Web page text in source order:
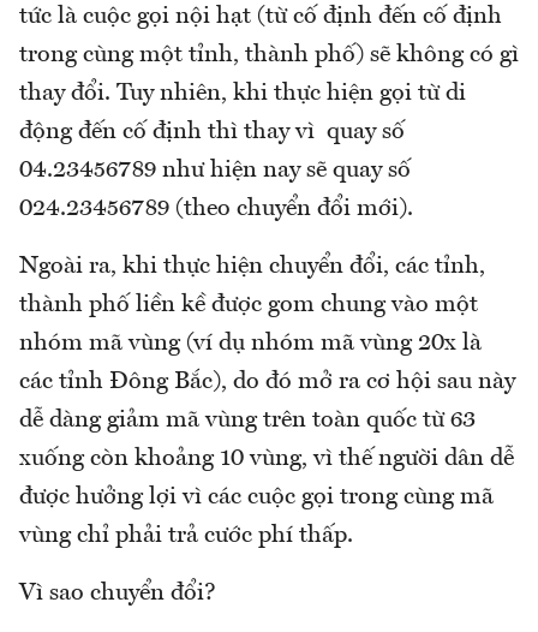
tức là cuộc gọi nội hạt (từ cố định đến cố định
trong cùng một tỉnh, thành phố) sẽ không có gì
thay đổi. Tuy nhiên, khi thực hiện gọi từ di
động đến cố định thì thay vì quay số
04.23456789 như hiện nay sẽ quay số
024.23456789 (theo chuyển đổi mới).
Ngoài ra, khi thực hiện chuyển đổi, các tỉnh,
thành phố liền kề được gom chung vào một
nhóm mã vùng (ví dụ nhóm mã vùng 20x là
các tỉnh Đông Bắc), do đó mở ra cơ hội sau này
dễ dàng giảm mã vùng trên toàn quốc từ 63
xuống còn khoảng 10 vùng, vì thế người dân dễ
được hưởng lợi vì các cuộc gọi trong cùng mã
vùng chỉ phải trả cước phí thấp.
Vì sao chuyển đổi?